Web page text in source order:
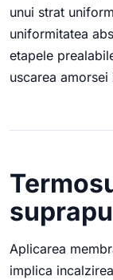
unui strat
uniformitatea
etapele
uscarea
Aplicarea
implica